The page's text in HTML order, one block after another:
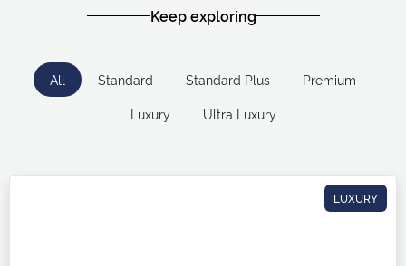
Keep exploring
All Standard Standard Plus
Premium
Luxury
Ultra Luxury
LUXURY